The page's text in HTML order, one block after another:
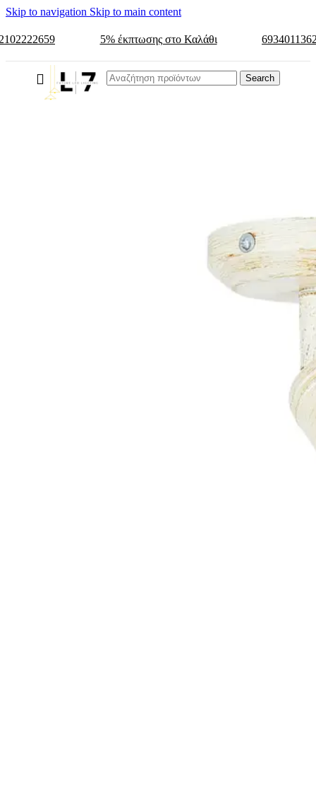
Skip to navigation Skip to main content
5% έκπτωσης στο Καλάθι
Search